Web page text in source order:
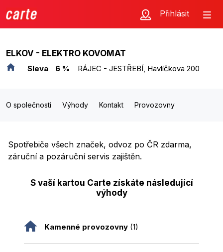
Přihlásit
ELKOV - ELEKTRO KOVOMAT
Sleva 6 % RÁJEC - JESTŘEBÍ, Havlíčkova 200
O společnosti Výhody Kontakt Provozovny
Spotřebiče všech značek, odvoz po ČR zdarma,
záruční a pozáruční servis zajištěn.
S vaší kartou Carte získáte následující
výhody
Kamenné provozovny (1)